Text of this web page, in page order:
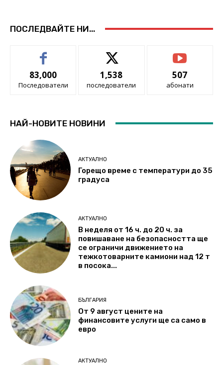
ПОСЛЕДВАЙТЕ НИ...
83,000
Последователи
1,538
последователи
507
абонати
НАЙ-НОВИТЕ НОВИНИ
АКТУАЛНО
Горещо време с температури до 35
градуса
АКТУАЛНО
В неделя от 16 ч. до 20 ч. за
повишаване на безопасността ще
се ограничи движението на
тежкотоварните камиони над 12 т
в посока...
БЪЛГАРИЯ
От 9 август цените на
финансовите услуги ще са само в
евро
АКТУАЛНО